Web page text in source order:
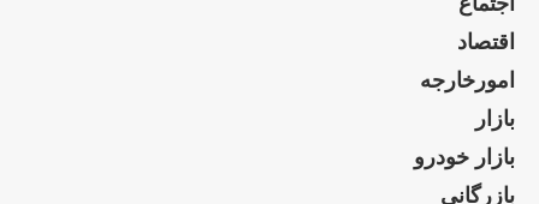
اقتصاد
امورخارجه
بازار
بازار خودرو
بازرگانی